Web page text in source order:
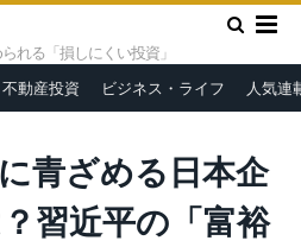
れる「損しにくい投資」
不動産投資 ビジネス・ライフ 人気連
国恒大危機に青ざめる日本企業トップ３
大打撃＝栫井駿介
青ざめる日本企
習近平の「富裕